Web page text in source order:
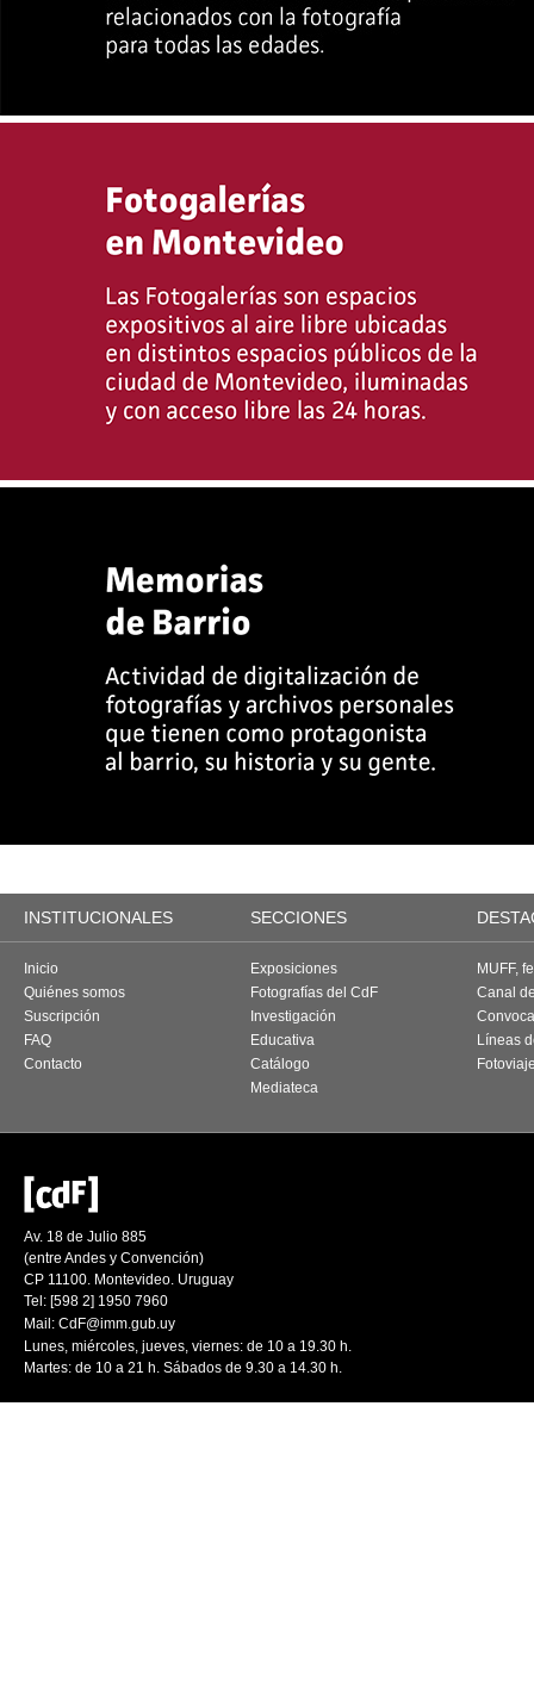
INSTITUCIONALES SECCIONES
Inicio
Quiénes somos
Suscripción
FAQ
Contacto
Exposiciones
Fotografías del CdF
Investigación
Educativa
Catálogo
Mediateca
MUFF,
Canal
Líneas
Av. 18 de Julio 885
(entre Andes y Convención)
CP 11100. Montevideo. Uruguay
Tel: [598 2] 1950 7960
Mail: CdF@imm.gub.uy
Lunes, miércoles, jueves, viernes: de 10 a 19.30 h.
Martes: de 10 a 21 h. Sábados de 9.30 a 14.30 h.